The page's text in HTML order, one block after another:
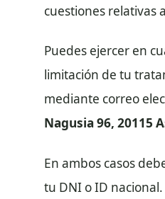
cuestiones relativas
Puedes ejercer en
limitación de tu
mediante correo
Nagusia 96, 20115
En ambos casos
tu DNI o ID nacional.